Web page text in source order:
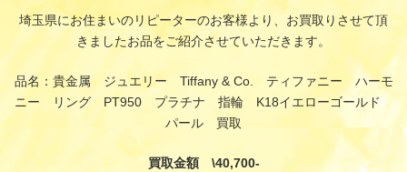
埼玉県にお住まいのリピーターのお客様より、お買取りさせて頂
きましたお品をご紹介させていただきます。
品名：貴金属 ジュエリー Tiffany & Co. ティファニー ハーモ
ニー リング PT950 プラチナ 指輪 K18イエローゴールド
パール 買取
買取金額 \40,700-